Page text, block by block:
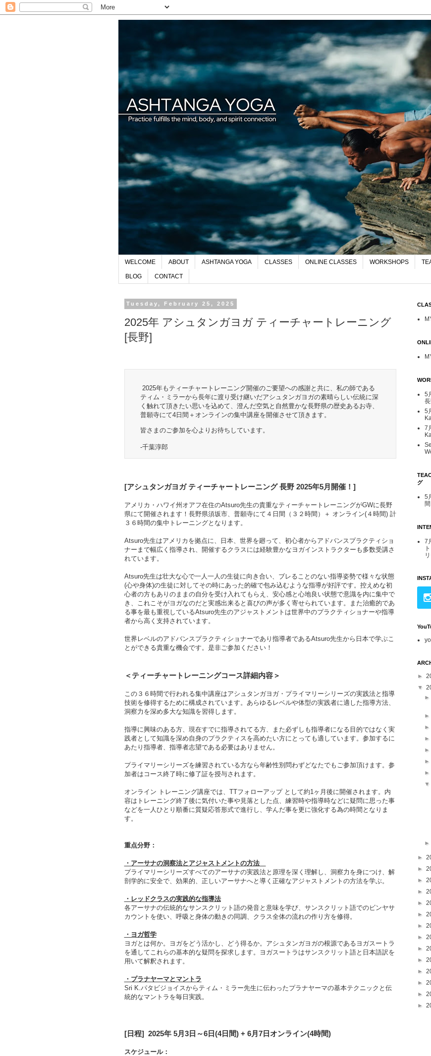
WELCOME ABOUT ASHTANGA YOGA CLASSES ONLINE CLASSES WORKSHOPS
BLOG CONTACT
Tuesday, February 25, 2025
2025年 アシュタンガヨガ ティーチャートレーニング
[長野]
2025年もティーチャートレーニング開催のご要望への感謝と共に、私の師である
ティム・ミラーから長年に渡り受け継いだアシュタンガヨガの素晴らしい伝統に深
く触れて頂きたい思いを込めて、澄んだ空気と自然豊かな長野県の歴史あるお寺、
普願寺にて4日間＋オンラインの集中講座を開催させて頂きます。
皆さまのご参加を心よりお待ちしています。
-千葉淳郎
[アシュタンガヨガティーチャートレーニング 長野 2025年5月開催！]
アメリカ・ハワイ州オアフ在住のAtsuro先生の貴重なティーチャートレーニングがGWに長野
県にて開催されます！長野県須坂市、普願寺にて４日間（３２時間）＋ オンライン(４時間) 計
３６時間の集中トレーニングとなります。
Atsuro先生はアメリカを拠点に、日本、世界を廻って、初心者からアドバンスプラクティショ
ナーまで幅広く指導され、開催するクラスには経験豊かなヨガインストラクターも多数受講さ
れています。
Atsuro先生は壮大な心で一人一人の生徒に向き合い、ブレることのない指導姿勢で様々な状態
(心や身体)の生徒に対してその時にあった的確で包み込むような指導が好評です。控えめな初
心者の方もありのままの自分を受け入れてもらえ、安心感と心地良い状態で意識を内に集中で
き、これこそがヨガなのだと実感出来ると喜びの声が多く寄せられています。また治癒的であ
る事を最も重視しているAtsuro先生のアジャストメントは世界中のプラクティショナーや指導
者から高く支持されています。
世界レベルのアドバンスプラクティショナーであり指導者であるAtsuro先生から日本で学ぶこ
とができる貴重な機会です。是非ご参加ください！
＜ ティーチャートレーニングコース詳細内容＞
この３６時間で行われる集中講座はアシュタンガヨガ・プライマリーシリーズの実践法と指導
技術を修得するために構成されています。あらゆるレベルや体型の実践者に適した指導方法、
洞察力を深め多大な知識を習得します。
指導に興味のある方、現在すでに指導されてる方、また必ずしも指導者になる目的ではなく実
践者として知識を深め自身のプラクティスを高めたい方にとっても適しています。参加するに
あたり指導者、指導者志望である必要はありません。
プライマリーシリーズを練習されている方なら年齢性別問わずどなたでもご参加頂けます。参
加者はコース終了時に修了証を授与されます。
オンライン トレーニング講座では、TTフォローアップ として約1ヶ月後に開催されます。内
容はトレーニング終了後に気付いた事や見落とした点、練習時や指導時などに疑問に思った事
などを一人ひとり順番に質疑応答形式で進行し、学んだ事を更に強化する為の時間となりま
す。
重点分野：
・アーサナの洞察法とアジャストメントの方法
プライマリーシリーズすべてのアーサナの実践法と原理を深く理解し、洞察力を身につけ、解
剖学的に安全で、効果的、正しいアーサナへと導く正確なアジャストメントの方法を学ぶ。
・ レッドクラスの実践的な指導法
各アーサナの伝統的なサンスクリット語の発音と意味を学び、サンスクリット語でのビンヤサ
カウントを使い、呼吸と身体の動きの同調、クラス全体の流れの作り方を修得。
・ヨガ哲学
ヨガとは何か。ヨガをどう活かし、どう得るか。アシュタンガヨガの根源であるヨガスートラ
を通してこれらの基本的な疑問を探求します。ヨガスートラはサンスクリット語と日本語訳を
用いて解釈されます。
・プラナヤーマとマントラ
Sri K. パタビジョイスからティム・ミラー先生に伝わったプラナヤーマの基本テクニックと伝
統的なマントラを毎日実践。
[日程] 2025年 5月3日 ～6日(4日間) + 6月7日オンライン(4時間)
スケジュール：
5
5
7
グ
5
7
►
▼
►
►
►
►
►
►
►
▼
►
►
►
►
►
►
►
►
►
►
►
►
►
►
►